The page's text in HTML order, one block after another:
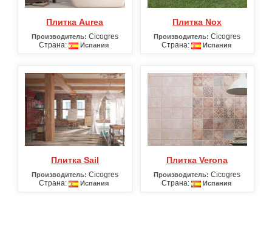
Плитка Aurea
Производитель: Cicogres
Страна:
Испания
Плитка Nox
Производитель: Cicogres
Страна:
Испания
Плитка Sail
Производитель: Cicogres
Страна:
Испания
Плитка Verona
Производитель: Cicogres
Страна:
Испания